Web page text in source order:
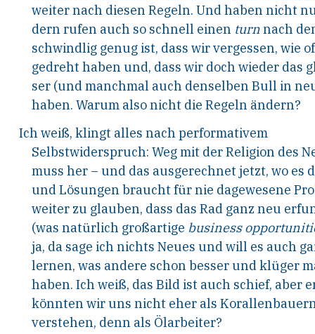
weiter nach diesen Regeln. Und haben nicht
dern rufen auch so schnell einen turnnach
schwindlig genug ist, dass wir vergessen, wie
gedreht haben und, dass wir doch wieder das
ser (und manchmal auch denselben Bull in
haben. Warum also nicht die Regeln ändern?
Ich weiß, klingt alles nach performativem
Selbstwiderspruch: Weg mit der Religion des
muss her – und das ausgerechnet jetzt, wo es
und Lösungen braucht für nie dagewesene
weiter zu glauben, dass das Rad ganz neu
(was natürlich großartige business
ja, da sage ich nichts Neues und will es auch
lernen, was andere schon besser und klüger
haben. Ich weiß, das Bild ist auch schief, aber
könnten wir uns nicht eher als
verstehen, denn als Ölarbeiter?